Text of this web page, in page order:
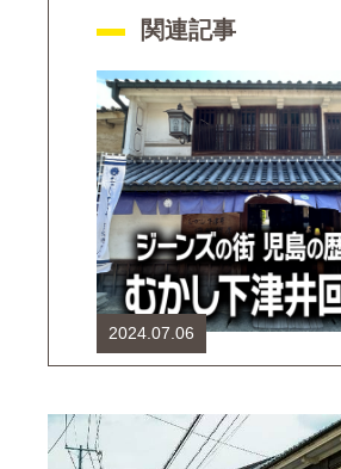
関連記事
2024.07.06